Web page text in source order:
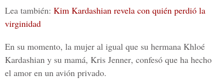
Lea también: Kim Kardashian revela con quién perdió la
virginidad
En su momento, la mujer al igual que su hermana Khloé
Kardashian y su mamá, Kris Jenner, confesó que ha hecho
el amor en un avión privado.